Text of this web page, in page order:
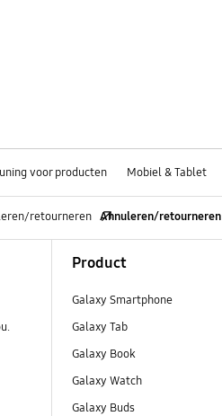
voor producten Mobiel & Tablet
retourneren Annuleren/retourneren
Product
Galaxy Smartphone
Galaxy Tab
Galaxy Book
Galaxy Watch
Galaxy Buds